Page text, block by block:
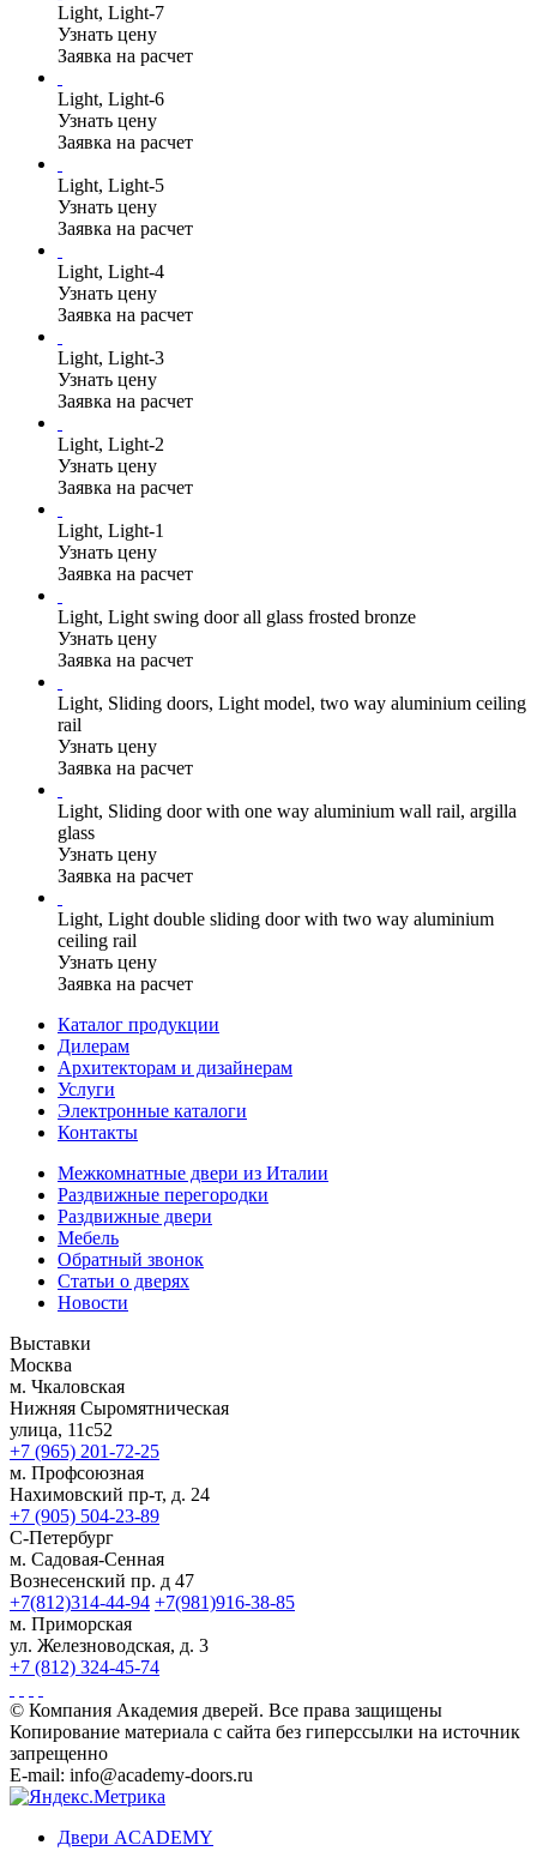
Light, Light-7
Узнать цену
Заявка на расчет
Light, Light-6
Узнать цену
Заявка на расчет
Light, Light-5
Узнать цену
Заявка на расчет
Light, Light-4
Узнать цену
Заявка на расчет
Light, Light-3
Узнать цену
Заявка на расчет
Light, Light-2
Узнать цену
Заявка на расчет
Light, Light-1
Узнать цену
Заявка на расчет
Light, Light swing door all glass frosted bronze
Узнать цену
Заявка на расчет
Light, Sliding doors, Light model, two way aluminium ceiling
rail
Узнать цену
Заявка на расчет
Light, Sliding door with one way aluminium wall rail, argilla
glass
Узнать цену
Заявка на расчет
Light, Light double sliding door with two way aluminium
ceiling rail
Узнать цену
Заявка на расчет
Каталог продукции
Дилерам
Архитекторам и дизайнерам
Услуги
Электронные каталоги
Контакты
Межкомнатные двери из Италии
Раздвижные перегородки
Раздвижные двери
Мебель
Обратный звонок
Статьи о дверях
Новости
Выставки
Москва
м. Чкаловская
Нижняя Сыромятническая
улица, 11с52
+7 (965) 201-72-25
м. Профсоюзная
Нахимовский пр-т, д. 24
+7 (905) 504-23-89
С-Петербург
м. Садовая-Сенная
Вознесенский пр. д 47
+7(812)314-44-94 +7(981)916-38-85
м. Приморская
ул. Железноводская, д. 3
+7 (812) 324-45-74
© Компания Академия дверей. Все права защищены
Копирование материала с сайта без гиперссылки на источник
запрещенно
E-mail: info@academy-doors.ru
Двери ACADEMY